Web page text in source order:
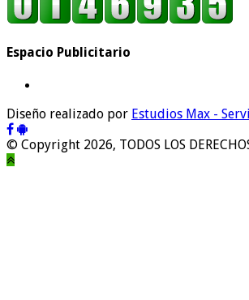
Espacio Publicitario
Diseño realizado por Estudios Max -
© Copyright 2026, TODOS LOS DERECHOS